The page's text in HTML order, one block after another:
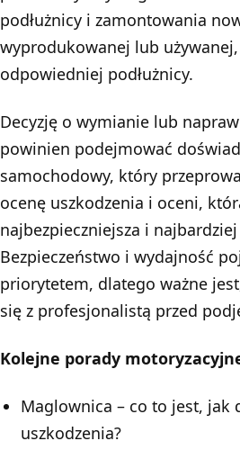
podłużnicy i zamontowania
wyprodukowanej lub
odpowiedniej podłużnicy.
Decyzję o wymianie lub
powinien podejmować
samochodowy, który
ocenę uszkodzenia i oceni,
najbezpieczniejsza i
Bezpieczeństwo i wydajność
priorytetem, dlatego ważne
się z profesjonalistą przed
Kolejne porady
Maglownica – co to jest, jak
uszkodzenia?